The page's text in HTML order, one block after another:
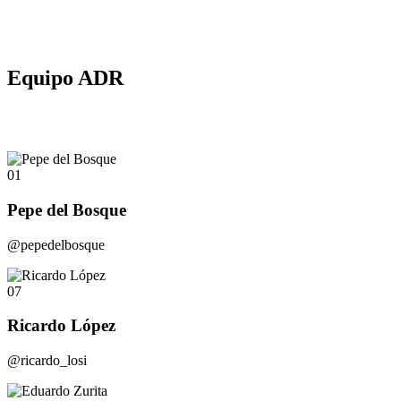
Equipo ADR
01
Pepe del Bosque
@pepedelbosque
07
Ricardo López
@ricardo_losi